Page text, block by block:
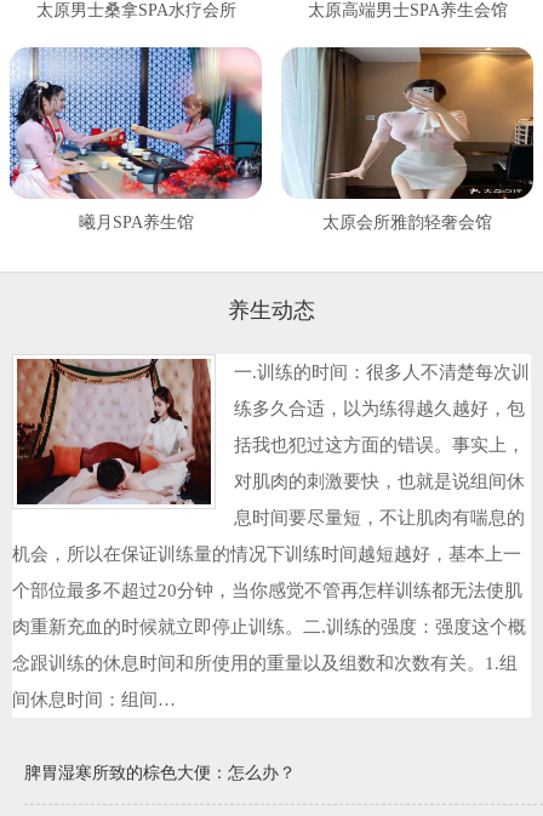
太原男士桑拿SPA水疗会所 太原高端男士SPA养生会馆
曦月SPA养生馆 太原会所雅韵轻奢会馆
养生动态
一.训练的时间：很多人不清楚每次训
练多久合适，以为练得越久越好，包
括我也犯过这方面的错误。事实上，
对肌肉的刺激要快，也就是说组间休
息时间要尽量短，不让肌肉有喘息的
机会，所以在保证训练量的情况下训练时间越短越好，基本上一
个部位最多不超过20分钟，当你感觉不管再怎样训练都无法使肌
肉重新充血的时候就立即停止训练。二.训练的强度：强度这个概
念跟训练的休息时间和所使用的重量以及组数和次数有关。1.组
间休息时间：组间…
脾胃湿寒所致的棕色大便：怎么办？